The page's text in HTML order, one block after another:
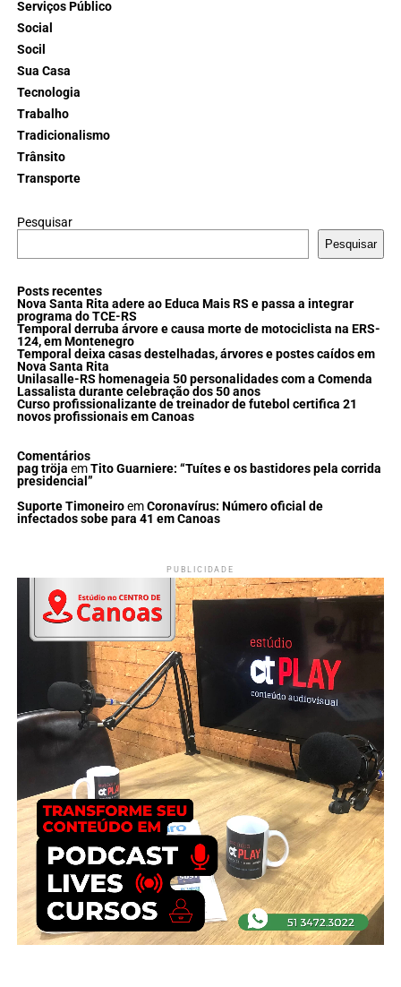
Serviços Público
Social
Socil
Sua Casa
Tecnologia
Trabalho
Tradicionalismo
Trânsito
Transporte
Pesquisar
Pesquisar
Posts recentes
Nova Santa Rita adere ao Educa Mais RS e passa a integrar
programa do TCE-RS
Temporal derruba árvore e causa morte de motociclista na ERS-
124, em Montenegro
Temporal deixa casas destelhadas, árvores e postes caídos em
Nova Santa Rita
Unilasalle-RS homenageia 50 personalidades com a Comenda
Lassalista durante celebração dos 50 anos
Curso profissionalizante de treinador de futebol certifica 21
novos profissionais em Canoas
Comentários
pag tröja emTito Guarniere: “Tuítes e os bastidores pela corrida
presidencial”
Suporte TimoneiroemCoronavírus: Número oficial de
infectados sobe para 41 em Canoas
PUBLICIDADE